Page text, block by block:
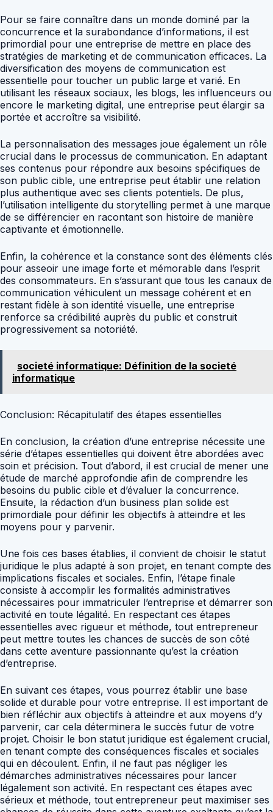
Pour se faire connaître dans un monde dominé par la
concurrence et la surabondance d’informations, il est
primordial pour une entreprise de mettre en place des
stratégies de marketing et de communication efficaces. La
diversification des moyens de communication est
essentielle pour toucher un public large et varié. En
utilisant les réseaux sociaux, les blogs, les influenceurs ou
encore le marketing digital, une entreprise peut élargir sa
portée et accroître sa visibilité.
La personnalisation des messages joue également un rôle
crucial dans le processus de communication. En adaptant
ses contenus pour répondre aux besoins spécifiques de
son public cible, une entreprise peut établir une relation
plus authentique avec ses clients potentiels. De plus,
l’utilisation intelligente du storytelling permet à une marque
de se différencier en racontant son histoire de manière
captivante et émotionnelle.
Enfin, la cohérence et la constance sont des éléments clés
pour asseoir une image forte et mémorable dans l’esprit
des consommateurs. En s’assurant que tous les canaux de
communication véhiculent un message cohérent et en
restant fidèle à son identité visuelle, une entreprise
renforce sa crédibilité auprès du public et construit
progressivement sa notoriété.
societé informatique: Définition de la societé
informatique
Conclusion: Récapitulatif des étapes essentielles
En conclusion, la création d’une entreprise nécessite une
série d’étapes essentielles qui doivent être abordées avec
soin et précision. Tout d’abord, il est crucial de mener une
étude de marché approfondie afin de comprendre les
besoins du public cible et d’évaluer la concurrence.
Ensuite, la rédaction d’un business plan solide est
primordiale pour définir les objectifs à atteindre et les
moyens pour y parvenir.
Une fois ces bases établies, il convient de choisir le statut
juridique le plus adapté à son projet, en tenant compte des
implications fiscales et sociales. Enfin, l’étape finale
consiste à accomplir les formalités administratives
nécessaires pour immatriculer l’entreprise et démarrer son
activité en toute légalité. En respectant ces étapes
essentielles avec rigueur et méthode, tout entrepreneur
peut mettre toutes les chances de succès de son côté
dans cette aventure passionnante qu’est la création
d’entreprise.
En suivant ces étapes, vous pourrez établir une base
solide et durable pour votre entreprise. Il est important de
bien réfléchir aux objectifs à atteindre et aux moyens d’y
parvenir, car cela déterminera le succès futur de votre
projet. Choisir le bon statut juridique est également crucial,
en tenant compte des conséquences fiscales et sociales
qui en découlent. Enfin, il ne faut pas négliger les
démarches administratives nécessaires pour lancer
légalement son activité. En respectant ces étapes avec
sérieux et méthode, tout entrepreneur peut maximiser ses